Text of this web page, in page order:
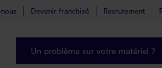
Devenir franchisé Recrutement
Un problème sur votre matériel ?